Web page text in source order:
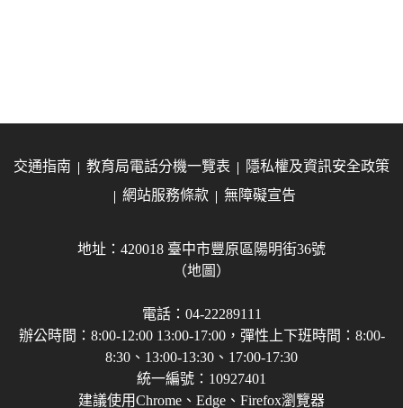
交通指南 教育局電話分機一覽表
隱私權及資訊安全政策
網站服務條款
無障礙宣告
地址：420018 臺中市豐原區陽明街36號
（地圖）
電話：04-22289111
辦公時間：8:00-12:00 13:00-17:00，彈性上下班時間：8:00-
8:30、13:00-13:30、17:00-17:30
統一編號：10927401
建議使用Chrome、Edge、Firefox瀏覽器